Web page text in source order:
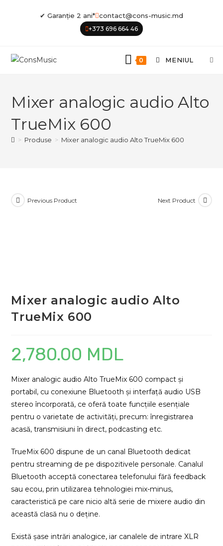
✔ Garanție 2 ani* contact@cons-music.md
+373 696 664 46
0 MENIUL
Mixer analogic audio Alto
TrueMix 600
> Produse > Mixer analogic audio Alto TrueMix 600
Previous Product Next Product
Mixer analogic audio Alto
TrueMix 600
2,780.00 MDL
Mixer analogic audio Alto TrueMix 600 compact și
portabil, cu conexiune Bluetooth și interfață audio USB
stereo încorporată, ce oferă toate funcțiile esențiale
pentru o varietate de activități, precum: înregistrarea
acasă, transmisiuni în direct, podcasting etc.
TrueMix 600 dispune de un canal Bluetooth dedicat
pentru streaming de pe dispozitivele personale. Canalul
Bluetooth acceptă conectarea telefonului fără feedback
sau ecou, prin utilizarea tehnologiei mix-minus,
caracteristică pe care nicio altă serie de mixere audio din
această clasă nu o deține.
Există șase intrări analogice, iar canalele de intrare XLR